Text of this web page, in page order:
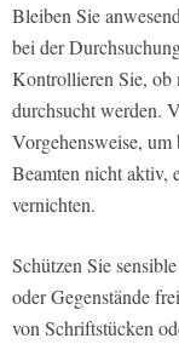
Bleiben Sie
bei der
Kontrollieren Sie, ob
durchsucht werden.
Vorgehensweise, um
Beamten nicht aktiv,
vernichten.
Schützen Sie
oder Gegenstände
von Schriftstücken